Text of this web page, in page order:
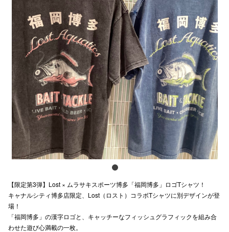
【限定第3弾】Lost × ムラサキスポーツ博多「福岡博多」ロゴTシャツ！
キャナルシティ博多店限定、Lost（ロスト）コラボTシャツに別デザインが登
場！
「福岡博多」の漢字ロゴと、キャッチーなフィッシュグラフィックを組み合
わせた遊び心満載の一枚。
施設案内
アクセ
スタッ
電話で
公式SNS
企業情報
プライバシ
利用規約